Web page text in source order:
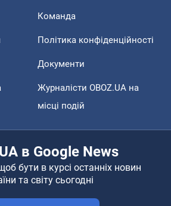
Команда
Політика конфіденційності
Документи
Журналісти OBOZ.UA на
місці подій
в Google News
бути в курсі останніх новин
та світу сьогодні